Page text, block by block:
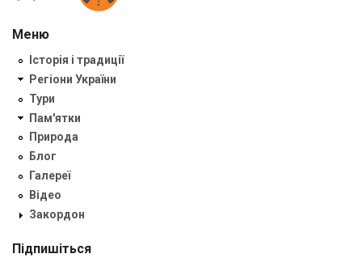
Меню
Історія і традиції
Регіони України
Тури
Пам'ятки
Природа
Блог
Галереї
Відео
Закордон
Підпишіться